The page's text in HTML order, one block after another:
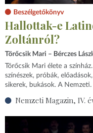
Beszélgetőkönyv
Hallottak-e
Zoltánról?
Törőcsik Mari – Bérczes
Törőcsik Mari élete a
színészek, próbák,
sikerek, bukások. A
Nemzeti Magazin, IV.